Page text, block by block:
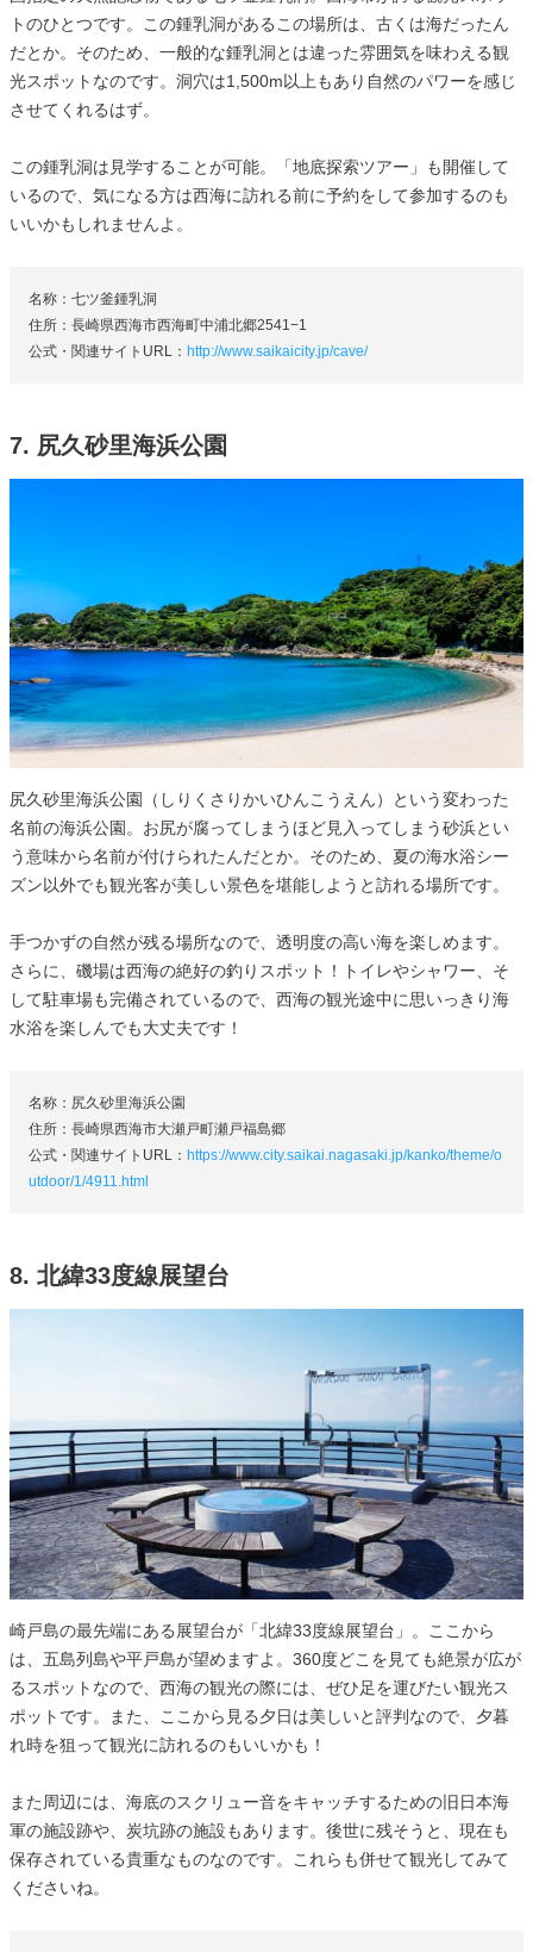
トのひとつです。この鍾乳洞があるこの場所は、古くは海だったん
だとか。そのため、一般的な鍾乳洞とは違った雰囲気を味わえる観
光スポットなのです。洞穴は1,500m以上もあり自然のパワーを感じ
させてくれるはず。
この鍾乳洞は見学することが可能。「地底探索ツアー」も開催して
いるので、気になる方は西海に訪れる前に予約をして参加するのも
いいかもしれませんよ。
名称：七ツ釜鍾乳洞
住所：長崎県西海市西海町中浦北郷2541−1
公式・関連サイトURL： http://www.saikaicity.jp/cave/
7. 尻久砂里海浜公園
尻久砂里海浜公園（しりくさりかいひんこうえん）という変わった
名前の海浜公園。お尻が腐ってしまうほど見入ってしまう砂浜とい
う意味から名前が付けられたんだとか。そのため、夏の海水浴シー
ズン以外でも観光客が美しい景色を堪能しようと訪れる場所です。
手つかずの自然が残る場所なので、透明度の高い海を楽しめます。
さらに、磯場は西海の絶好の釣りスポット！トイレやシャワー、そ
して駐車場も完備されているので、西海の観光途中に思いっきり海
水浴を楽しんでも大丈夫です！
名称：尻久砂里海浜公園
住所：長崎県西海市大瀬戸町瀬戸福島郷
公式・関連サイトURL： https://www.city.saikai.nagasaki.jp/kanko/theme/o
utdoor/1/4911.html
8. 北緯33度線展望台
崎戸島の最先端にある展望台が「北緯33度線展望台」。ここから
は、五島列島や平戸島が望めますよ。360度どこを見ても絶景が広が
るスポットなので、西海の観光の際には、ぜひ足を運びたい観光ス
ポットです。また、ここから見る夕日は美しいと評判なので、夕暮
れ時を狙って観光に訪れるのもいいかも！
また周辺には、海底のスクリュー音をキャッチするための旧日本海
軍の施設跡や、炭坑跡の施設もあります。後世に残そうと、現在も
保存されている貴重なものなのです。これらも併せて観光してみて
くださいね。